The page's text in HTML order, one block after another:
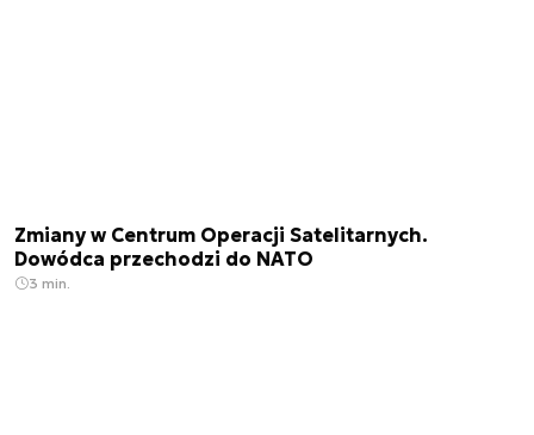
Zmiany w Centrum Operacji Satelitarnych.
Dowódca przechodzi do NATO
3 min.